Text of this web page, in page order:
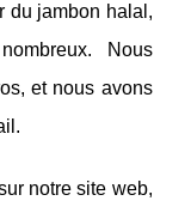
du jambon halal,
Nous
et nous avons
notre site web,